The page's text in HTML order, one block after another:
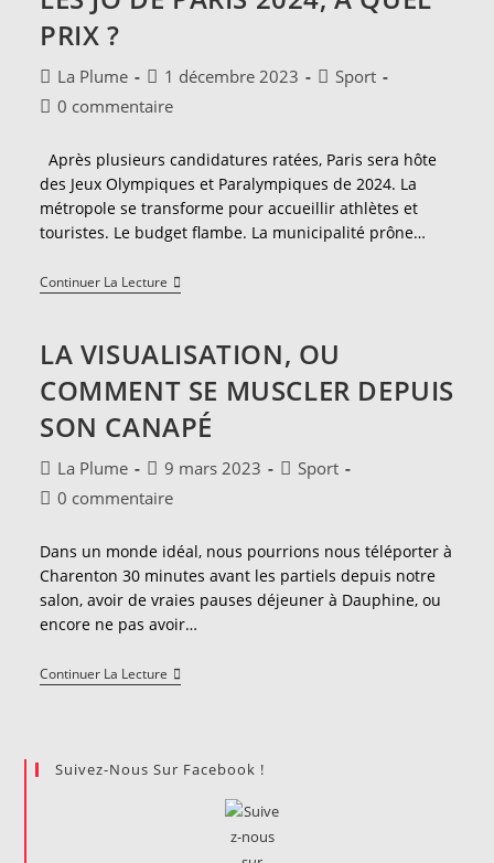
Public
PRIX ?
Auteur/autrice
de
La Plume
Publication
publiée :
1 décembre 2023
PostSport
Commentaires
publication :
0 commentaire
Après plusieurs candidatures ratées, Paris sera hôte
des Jeux Olympiques et Paralympiques de 2024. La
métropole se transforme pour accueillir athlètes et
touristes. Le budget flambe. La municipalité prône…
Continuer La LectureLes
JO
2024,
À
Quel
Prix
?
LA VISUALISATION, OU
COMMENT SE MUSCLER DEPUIS
SON CANAPÉ
Auteur/autrice
de
La Plume
Publication
publiée :
9 mars 2023
PostSport
Commentaires
la
publication :
0 commentaire
Dans un monde idéal, nous pourrions nous téléporter à
Charenton 30 minutes avant les partiels depuis notre
salon, avoir de vraies pauses déjeuner à Dauphine, ou
encore ne pas avoir…
Continuer La LectureLa
Visualisation,
Muscler
Depuis
Suivez-Nous Sur Facebook !